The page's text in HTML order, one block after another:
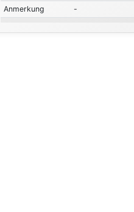
Anmerkung
-